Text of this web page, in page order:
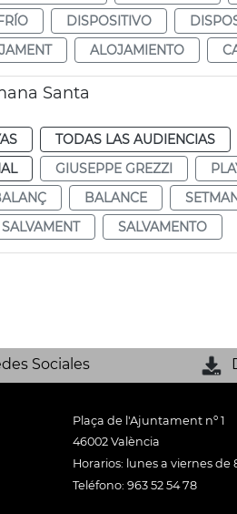
DISPOSITIVO
ALOJAMIENTO
Santa
TODAS LAS AUDIENCIAS
GIUSEPPE GREZZI
BALANCE
SALVAMENT SALVAMENTO
Sociales
Plaça de l'Ajuntament nº 1
46002 València
Horarios: lunes a viernes de
Teléfono: 963 52 54 78